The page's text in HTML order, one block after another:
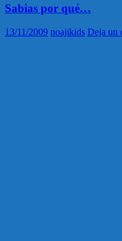
Sabias por qué…
13/11/2009 noajikids Deja un